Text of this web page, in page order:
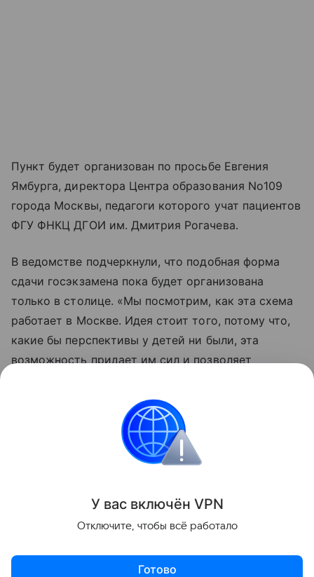
Пункт будет организован по просьбе Евгения
Ямбурга, директора Центра образования No109
города Москвы, педагоги которого учат пациентов
ФГУ ФНКЦ ДГОИ им. Дмитрия Рогачева.
В ведомстве подчеркнули, что подобная форма
сдачи госэкзамена пока будет организована
только в столице. «Мы посмотрим, как эта схема
работает в Москве. Идея стоит того, потому что,
какие бы перспективы у детей ни были, эта
возможность придает им сил и позволяет
– сообщила начальник Управления оценки
качества образования Рособрнадзора Юлия
Поделиться
У вас включён VPN
Отключите, чтобы всё работало
Готово